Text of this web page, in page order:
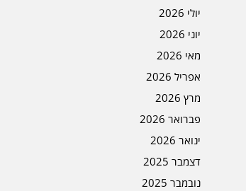
יולי 2026
יוני 2026
מאי 2026
אפריל 2026
מרץ 2026
פברואר 2026
ינואר 2026
דצמבר 2025
נובמבר 2025